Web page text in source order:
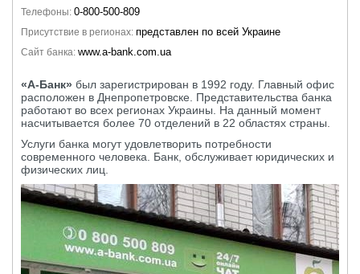
Телефоны: 0-800-500-809
Присутствие в регионах: представлен по всей Украине
Сайт банка: www.a-bank.com.ua
«А-Банк» был зарегистрирован в 1992 году. Главный офис
расположен в Днепропетровске. Представительства банка
работают во всех регионах Украины. На данный момент
насчитывается более 70 отделений в 22 областях страны.
Услуги банка могут удовлетворить потребности
современного человека. Банк, обслуживает юридических и
физических лиц.